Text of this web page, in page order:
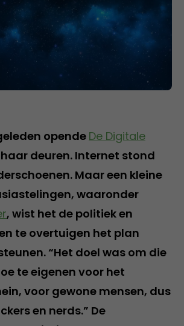
opende De Digitale
deuren. Internet stond
Maar een kleine
waaronder
, wist het de politiek en
te overtuigen het plan
“Het doel was om die
te eigenen voor het
voor gewone mensen, dus
en nerds.” De